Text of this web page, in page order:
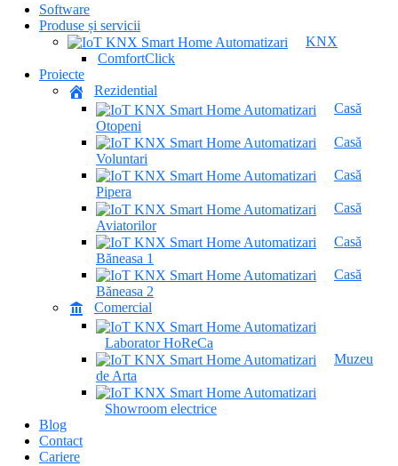
Software
Produse și servicii
KNX
ComfortClick
Proiecte
Rezidential
Casă
Otopeni
Casă
Voluntari
Casă
Pipera
Casă
Aviatorilor
Casă
Băneasa 1
Casă
Băneasa 2
Comercial
Laborator HoReCa
Muzeu
de Arta
Showroom electrice
Blog
Contact
Cariere